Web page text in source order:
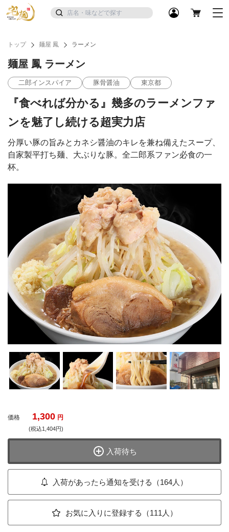
トップ 麺屋 鳳 ラーメン
麺屋 鳳 ラーメン
二郎インスパイア 豚骨醤油 東京都
『食べれば分かる』幾多のラーメンファ
ンを魅了し続ける超実力店
分厚い豚の旨みとカネシ醤油のキレを兼ね備えたスープ、
自家製平打ち麺、大ぶりな豚。全二郎系ファン必食の一
杯。
価格 1,300 円
(税込1,404円)
入荷待ち
入荷があったら通知を受ける（164人）
お気に入りに登録する（111人）